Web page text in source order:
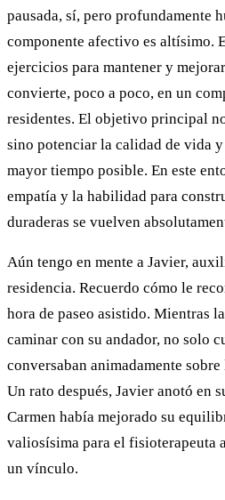
pausada, sí, pero profundamente
componente afectivo es altísimo.
ejercicios para mantener y
convierte, poco a poco, en un
residentes. El objetivo principal
sino potenciar la calidad de vida
mayor tiempo posible. En este
empatía y la habilidad para
duraderas se vuelven
Aún tengo en mente a Javier,
residencia. Recuerdo cómo le
hora de paseo asistido. Mientras
caminar con su andador, no solo
conversaban animadamente
Un rato después, Javier anotó en
Carmen había mejorado su
valiosísima para el fisioterapeuta
un vínculo.